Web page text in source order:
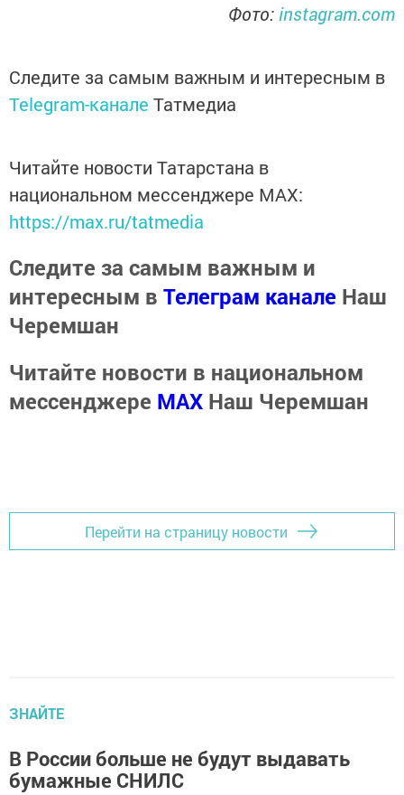
Фото: instagram.com
Следите за самым важным и интересным в
Telegram-канале Татмедиа
Читайте новости Татарстана в
национальном мессенджере MАХ:
https://max.ru/tatmedia
Следите за самым важным и
интересным в Телеграм канале Наш
Черемшан
Читайте новости в национальном
мессенджере MАХ Наш Черемшан
Перейти на страницу новости
ЗНАЙТЕ
В России больше не будут выдавать
бумажные СНИЛС